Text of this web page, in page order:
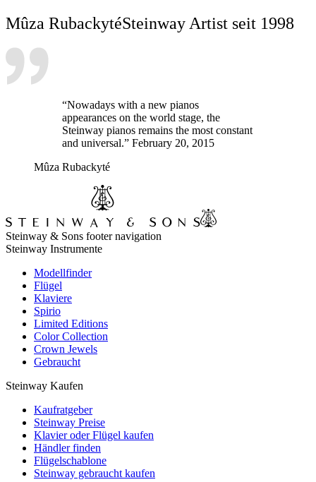
Mûza RubackytéSteinway Artist seit 1998
“Nowadays with a new pianos
appearances on the world stage, the
Steinway pianos remains the most constant
and universal.” February 20, 2015
Mûza Rubackyté
Steinway & Sons footer navigation
Steinway Instrumente
Modellfinder
Flügel
Klaviere
Spirio
Limited Editions
Color Collection
Crown Jewels
Gebraucht
Steinway Kaufen
Kaufratgeber
Steinway Preise
Klavier oder Flügel kaufen
Händler finden
Flügelschablone
Steinway gebraucht kaufen